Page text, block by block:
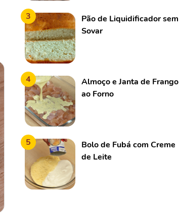
3
Pão de Liquidificador sem
Sovar
4
Almoço e Janta de Frango
ao Forno
5
Bolo de Fubá com Creme
de Leite